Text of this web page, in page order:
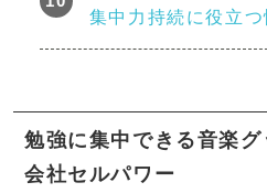
集中力持続に役立つ
勉強に集中できる音楽
会社セルパワー